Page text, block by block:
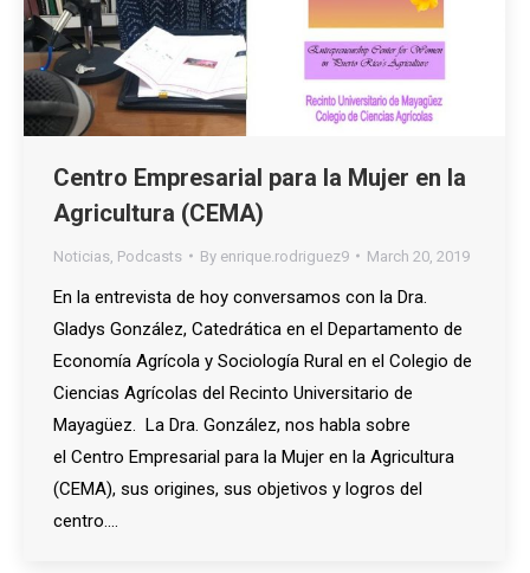
Centro Empresarial para la Mujer en la
Agricultura (CEMA)
Noticias Podcasts By enrique.rodriguez9 March 20, 2019
En la entrevista de hoy conversamos con la Dra.
Gladys González, Catedrática en el Departamento de
Economía Agrícola y Sociología Rural en el Colegio de
Ciencias Agrícolas del Recinto Universitario de
Mayagüez. La Dra. González, nos habla sobre
el Centro Empresarial para la Mujer en la Agricultura
(CEMA), sus origines, sus objetivos y logros del
centro.…